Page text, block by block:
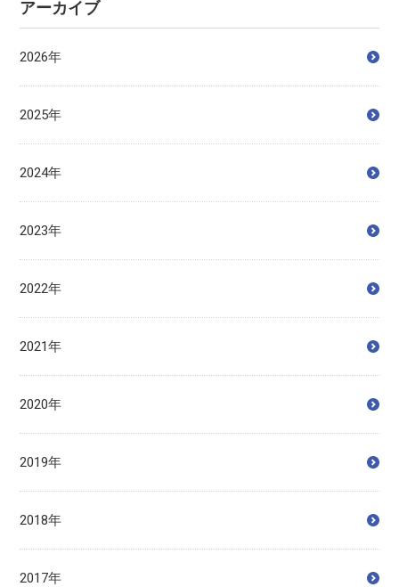
アーカイブ
2026年
2025年
2024年
2023年
2022年
2021年
2020年
2019年
2018年
2017年